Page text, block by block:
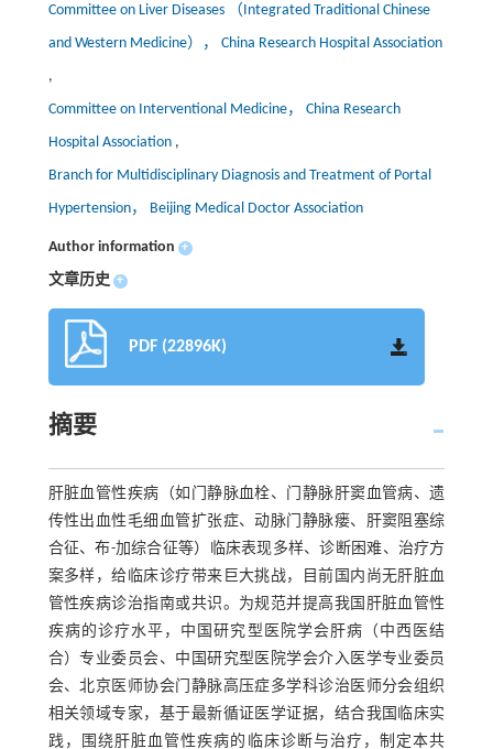
Committee on Liver Diseases （Integrated Traditional Chinese
and Western Medicine）， China Research Hospital Association
,
Committee on Interventional Medicine， China Research
Hospital Association ,
Branch for Multidisciplinary Diagnosis and Treatment of Portal
Hypertension， Beijing Medical Doctor Association
Author information +
文章历史 +
PDF (22896K)
摘要
肝脏血管性疾病（如门静脉血栓、门静脉肝窦血管病、遗
传性出血性毛细血管扩张症、动脉门静脉瘘、肝窦阻塞综
合征、布-加综合征等）临床表现多样、诊断困难、治疗方
案多样，给临床诊疗带来巨大挑战，目前国内尚无肝脏血
管性疾病诊治指南或共识。为规范并提高我国肝脏血管性
疾病的诊疗水平，中国研究型医院学会肝病（中西医结
合）专业委员会、中国研究型医院学会介入医学专业委员
会、北京医师协会门静脉高压症多学科诊治医师分会组织
相关领域专家，基于最新循证医学证据，结合我国临床实
践，围绕肝脏血管性疾病的临床诊断与治疗，制定本共